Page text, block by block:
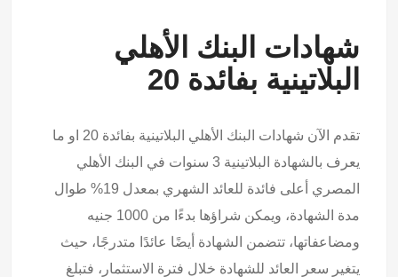
شهادات البنك الأهلي
البلاتينية بفائدة 20
تقدم الآن شهادات البنك الأهلي البلاتينية بفائدة 20 او ما
يعرف بالشهادة البلاتينية 3 سنوات في البنك الأهلي
المصري أعلى فائدة للعائد الشهري بمعدل 19% طوال
مدة الشهادة، ويمكن شراؤها بدءًا من 1000 جنيه
ومضاعفاتها، تتضمن الشهادة أيضًا عائدًا متدرجًا، حيث
يتغير سعر العائد للشهادة خلال فترة الاستثمار، فتبلغ